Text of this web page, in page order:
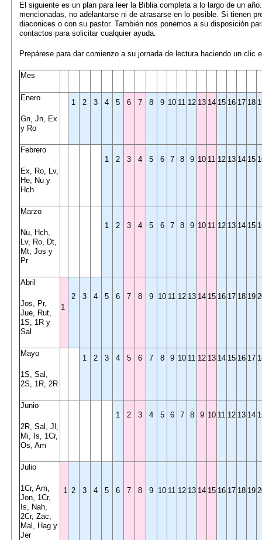
El siguiente es un plan para leer la Biblia completa a lo largo de un
mencionadas, no adelantarse ni de atrasarse en lo posible. Si tienen
diaconices o con su pastor. También nos ponemos a su disposición
contactos para solicitar cualquier ayuda.
Prepárese para dar comienzo a su jornada de lectura haciendo un clic
Mes
Enero
Gn, Jn, Ex
y Ro
1 2 3 4 5 6 7 8 9 10 11 12 13 14 15 16 17 18
Febrero
Ex, Ro, Lv,
He, Nu y
Hch
1 2 3 4 5 6 7 8 9 10 11 12 13 14 15
Marzo
Nu, Hch,
Lv, Ro, Dt,
Mt, Jos y
Pr
1 2 3 4 5 6 7 8 9 10 11 12 13 14 15
Abril
Jos, Pr,
Jue, Rut,
1S, 1R y
Sal
1
2 3 4 5 6 7 8 9 10 11 12 13 14 15 16 17 18 19
Mayo
1S, Sal,
2S, 1R, 2R
1 2 3 4 5 6 7 8 9 10 11 12 13 14 15 16 17
Junio
2R, Sal, Jl,
Mi, Is, 1Cr,
Os, Am
1 2 3 4 5 6 7 8 9 10 11 12 13 14
Julio
1Cr, Am,
Jon, 1Cr,
Is, Nah,
2Cr, Zac,
Mal, Hag y
Jer
1 2 3 4 5 6 7 8 9 10 11 12 13 14 15 16 17 18 19